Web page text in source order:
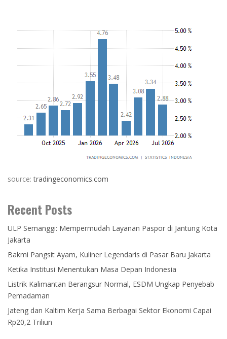
source:tradingeconomics.com
Recent Posts
ULP Semanggi: Mempermudah Layanan Paspor di Jantung Kota
Jakarta
Bakmi Pangsit Ayam, Kuliner Legendaris di Pasar Baru Jakarta
Ketika Institusi Menentukan Masa Depan Indonesia
Listrik Kalimantan Berangsur Normal, ESDM Ungkap Penyebab
Pemadaman
Jateng dan Kaltim Kerja Sama Berbagai Sektor Ekonomi Capai
Rp20,2 Triliun